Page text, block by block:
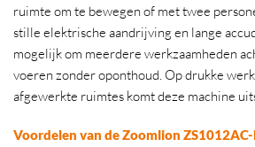
ruimte om te bewegen of met twee
stille elektrische aandrijving en lange
mogelijk om meerdere werkzaamheden
voeren zonder oponthoud. Op drukke
afgewerkte ruimtes komt deze machine
Voordelen van de Zoomlion